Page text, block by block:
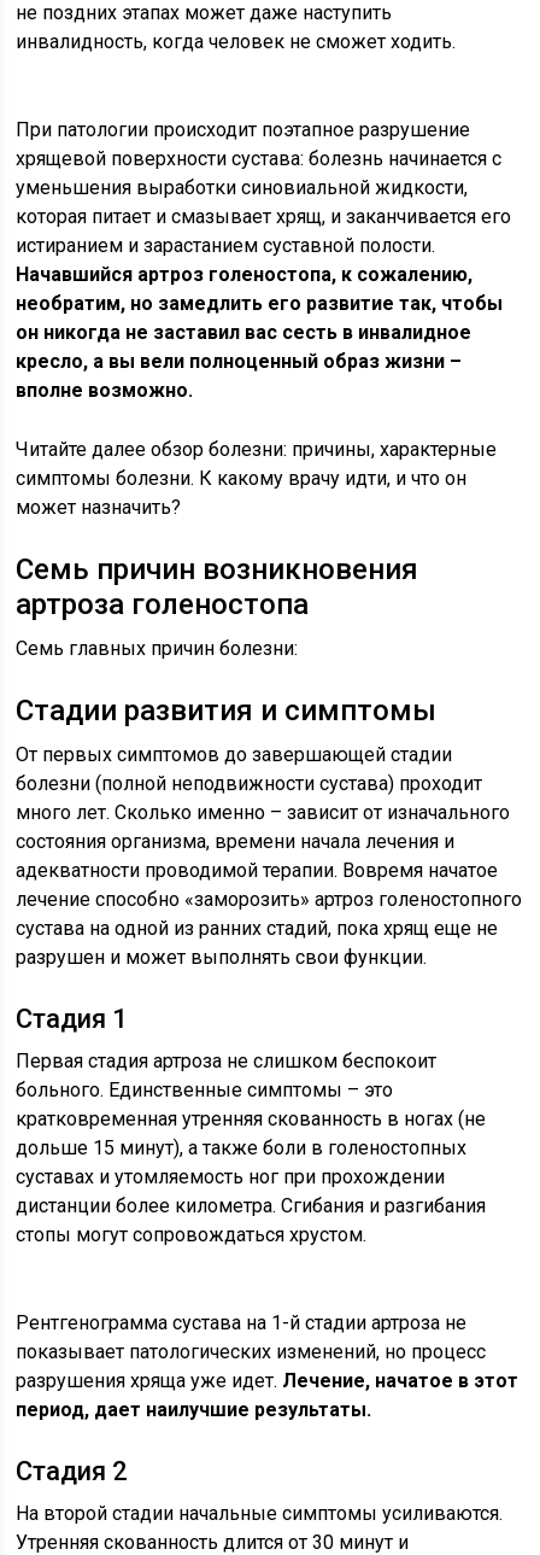
не поздних этапах может даже наступить
инвалидность, когда человек не сможет ходить.
При патологии происходит поэтапное разрушение
хрящевой поверхности сустава: болезнь начинается с
уменьшения выработки синовиальной жидкости,
которая питает и смазывает хрящ, и заканчивается его
истиранием и зарастанием суставной полости.
Начавшийся артроз голеностопа, к сожалению,
необратим, но замедлить его развитие так, чтобы
он никогда не заставил вас сесть в инвалидное
кресло, а вы вели полноценный образ жизни –
вполне возможно.
Читайте далее обзор болезни: причины, характерные
симптомы болезни. К какому врачу идти, и что он
может назначить?
Семь причин возникновения
артроза голеностопа
Семь главных причин болезни:
Стадии развития и симптомы
От первых симптомов до завершающей стадии
болезни (полной неподвижности сустава) проходит
много лет. Сколько именно – зависит от изначального
состояния организма, времени начала лечения и
адекватности проводимой терапии. Вовремя начатое
лечение способно «заморозить» артроз голеностопного
сустава на одной из ранних стадий, пока хрящ еще не
разрушен и может выполнять свои функции.
Стадия 1
Первая стадия артроза не слишком беспокоит
больного. Единственные симптомы – это
кратковременная утренняя скованность в ногах (не
дольше 15 минут), а также боли в голеностопных
суставах и утомляемость ног при прохождении
дистанции более километра. Сгибания и разгибания
стопы могут сопровождаться хрустом.
Рентгенограмма сустава на 1-й стадии артроза не
показывает патологических изменений, но процесс
разрушения хряща уже идет. Лечение, начатое в этот
период, дает наилучшие результаты.
Стадия 2
На второй стадии начальные симптомы усиливаются.
Утренняя скованность длится от 30 минут и